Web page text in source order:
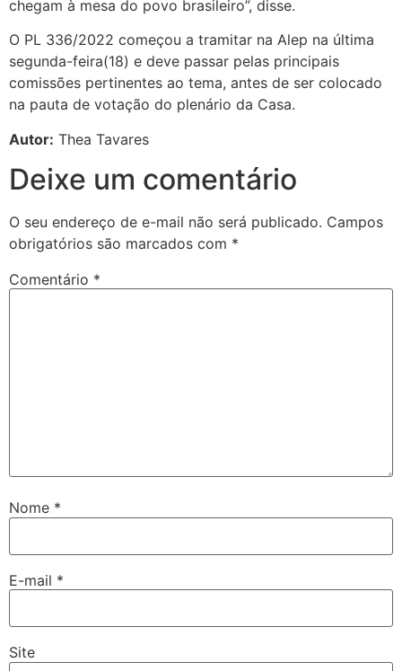
chegam à mesa do povo brasileiro”, disse.
O PL 336/2022 começou a tramitar na Alep na última
segunda-feira(18) e deve passar pelas principais
comissões pertinentes ao tema, antes de ser colocado
na pauta de votação do plenário da Casa.
Autor: Thea Tavares
Deixe um comentário
O seu endereço de e-mail não será publicado. Campos
obrigatórios são marcados com *
Comentário *
Nome *
E-mail *
Site